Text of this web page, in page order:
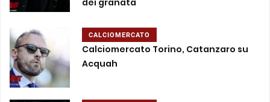
CALCIOMERCATO
Calciomercato Torino, Catanzaro su
Acquah